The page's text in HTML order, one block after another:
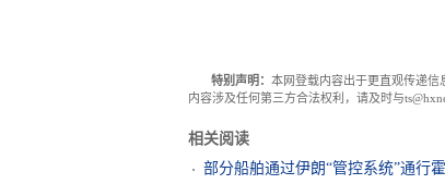
特别声明： 本网登载内容出于更直观传递
内容涉及任何第三方合法权利，请及时与
相关阅读
部分船舶通过伊朗“管控系统”通行